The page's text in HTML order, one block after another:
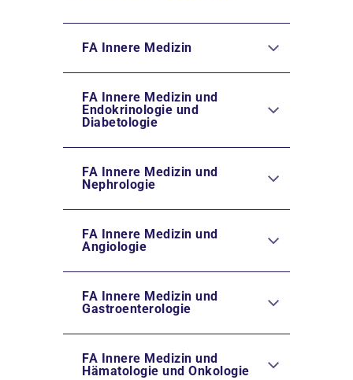
FA Innere Medizin
FA Innere Medizin und
Endokrinologie und
Diabetologie
FA Innere Medizin und
Nephrologie
FA Innere Medizin und
Angiologie
FA Innere Medizin und
Gastroenterologie
FA Innere Medizin und
Hämatologie und Onkologie